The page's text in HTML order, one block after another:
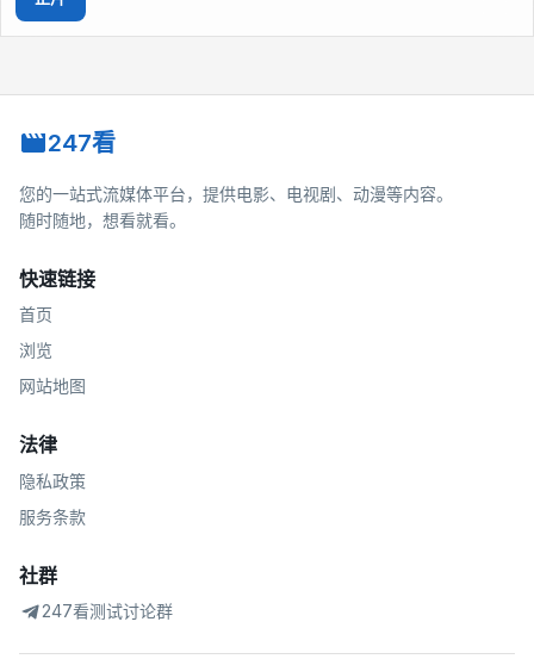
247看
您的一站式流媒体平台，提供电影、电视剧、动漫等内容。
随时随地，想看就看。
快速链接
首页
浏览
网站地图
法律
隐私政策
服务条款
社群
247看测试讨论群